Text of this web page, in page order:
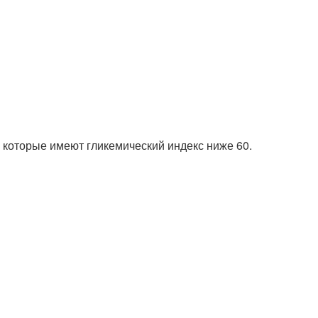
имеют гликемический индекс ниже 60.